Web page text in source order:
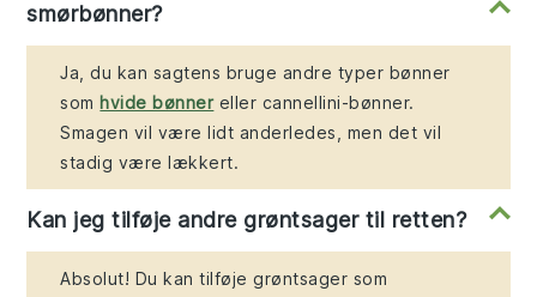
smørbønner?
Ja, du kan sagtens bruge andre typer bønner
som hvide bønnereller cannellini-bønner.
Smagen vil være lidt anderledes, men det vil
stadig være lækkert.
Kan jeg tilføje andre grøntsager til retten?
Absolut! Du kan tilføje grøntsager som